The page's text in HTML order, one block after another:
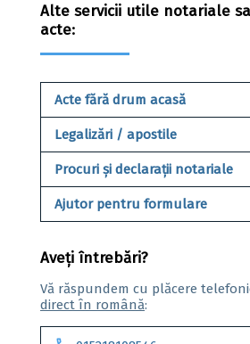
Alte servicii utile notariale
acte:
Acte fără drum acasă
Legalizări / apostile
Procuri și declarații notariale
Ajutor pentru formulare
Aveți întrebări?
Vă răspundem cu plăcere
direct în română: